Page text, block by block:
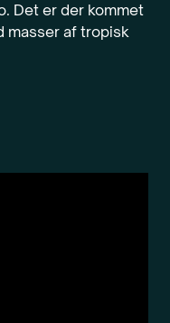
Det er der kommet
masser af tropisk